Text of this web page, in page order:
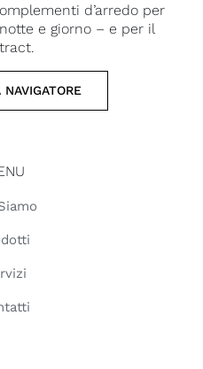
d’arredo per
e giorno – e per il